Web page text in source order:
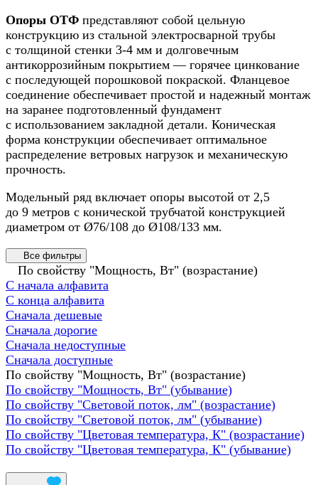
Опоры ОТФ представляют собой цельную
конструкцию из стальной электросварной трубы
с толщиной стенки 3-4 мм и долговечным
антикоррозийным покрытием — горячее цинкование
с последующей порошковой покраской. Фланцевое
соединение обеспечивает простой и надежный монтаж
на заранее подготовленный фундамент
с использованием закладной детали. Коническая
форма конструкции обеспечивает оптимальное
распределение ветровых нагрузок и механическую
прочность.
Модельный ряд включает опоры высотой от 2,5
до 9 метров с конической трубчатой конструкцией
диаметром от Ø76/108 до Ø108/133 мм.
Все фильтры
По свойству "Мощность, Вт" (возрастание)
С начала алфавита
С конца алфавита
Сначала дешевые
Сначала дорогие
Сначала недоступные
Сначала доступные
По свойству "Мощность, Вт" (возрастание)
По свойству "Мощность, Вт" (убывание)
По свойству "Световой поток, лм" (возрастание)
По свойству "Световой поток, лм" (убывание)
По свойству "Цветовая температура, К" (возрастание)
По свойству "Цветовая температура, К" (убывание)